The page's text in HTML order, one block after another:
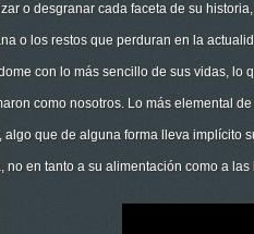
o desgranar cada faceta de su
o los restos que perduran en la
con lo más sencillo de sus vidas,
como nosotros. Lo más elemental
que de alguna forma lleva implícito
no en tanto a su alimentación como a